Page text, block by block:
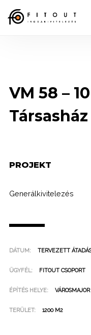
VM 58 –
Társasház
PROJEKT
Generálkivitelezés
DÁTUM: TERVEZETT
ÜGYFÉL: FITOUT CSOPORT
ÉPÍTÉS HELYE:
TERÜLET: 1200 M2